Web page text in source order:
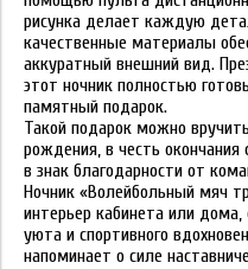
рисунка делает каждую
качественные материалы
аккуратный внешний вид.
этот ночник полностью
памятный подарок.
Такой подарок можно
рождения, в честь окончания
в знак благодарности от
Ночник «Волейбольный мяч
интерьер кабинета или
уюта и спортивного
напоминает о силе